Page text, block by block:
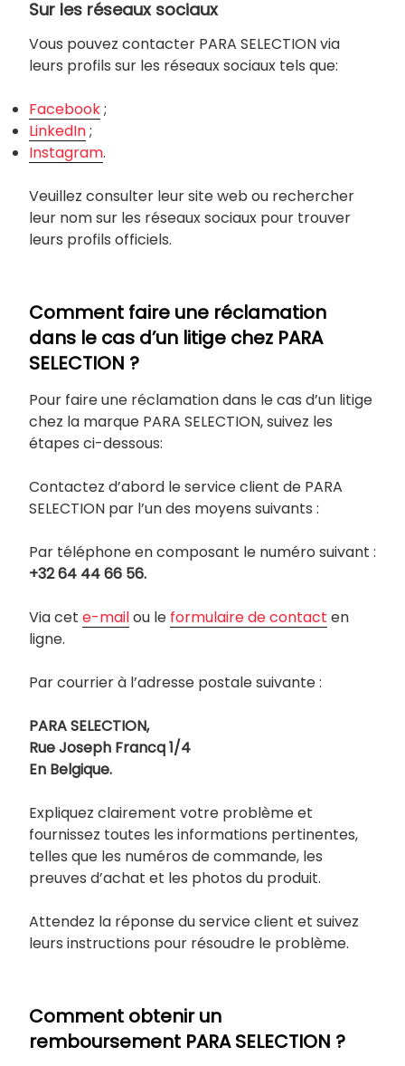
Sur les réseaux sociaux
Vous pouvez contacter PARA SELECTION via
leurs profils sur les réseaux sociaux tels que:
Facebook;
LinkedIn;
Instagram.
Veuillez consulter leur site web ou rechercher
leur nom sur les réseaux sociaux pour trouver
leurs profils officiels.
Comment faire une réclamation
dans le cas d’un litige chez PARA
SELECTION ?
Pour faire une réclamation dans le cas d’un litige
chez la marque PARA SELECTION, suivez les
étapes ci-dessous:
Contactez d’abord le service client de PARA
SELECTION par l’un des moyens suivants :
Par téléphone en composant le numéro suivant :
+32 64 44 66 56.
Via cet e-mailou le formulaire de contact en
ligne.
Par courrier à l’adresse postale suivante :
PARA SELECTION,
Rue Joseph Francq 1/4
En Belgique.
Expliquez clairement votre problème et
fournissez toutes les informations pertinentes,
telles que les numéros de commande, les
preuves d’achat et les photos du produit.
Attendez la réponse du service client et suivez
leurs instructions pour résoudre le problème.
Comment obtenir un
remboursement PARA SELECTION ?